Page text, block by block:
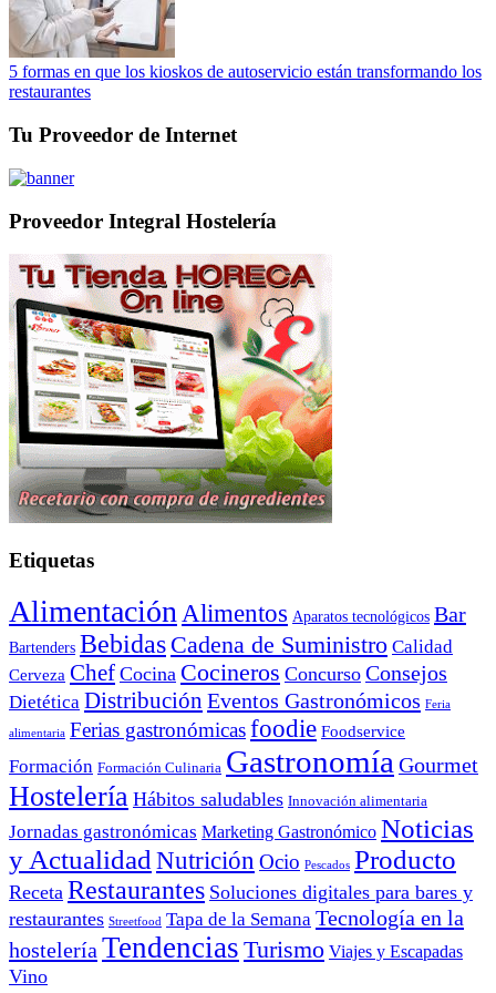
5 formas en que los kioskos de autoservicio están transformando los
restaurantes
Tu Proveedor de Internet
Proveedor Integral Hostelería
Etiquetas
Alimentación Alimentos Aparatos tecnológicos Bar
Bartenders Bebidas Cadena de Suministro Calidad
Cerveza Chef Cocina Cocineros Concurso Consejos
Dietética Distribución Eventos Gastronómicos Feria
alimentaria Ferias gastronómicasfoodie Foodservice
Formación Formación Culinaria Gastronomía Gourmet
Hostelería Hábitos saludables Innovación alimentaria
Jornadas gastronómicas Marketing Gastronómico Noticias
y Actualidad Nutrición Ocio Pescados Producto
Receta Restaurantes Soluciones digitales para bares y
restaurantes Streetfood Tapa de la Semana Tecnología en la
hostelería Tendencias Turismo Viajes y Escapadas
Vino